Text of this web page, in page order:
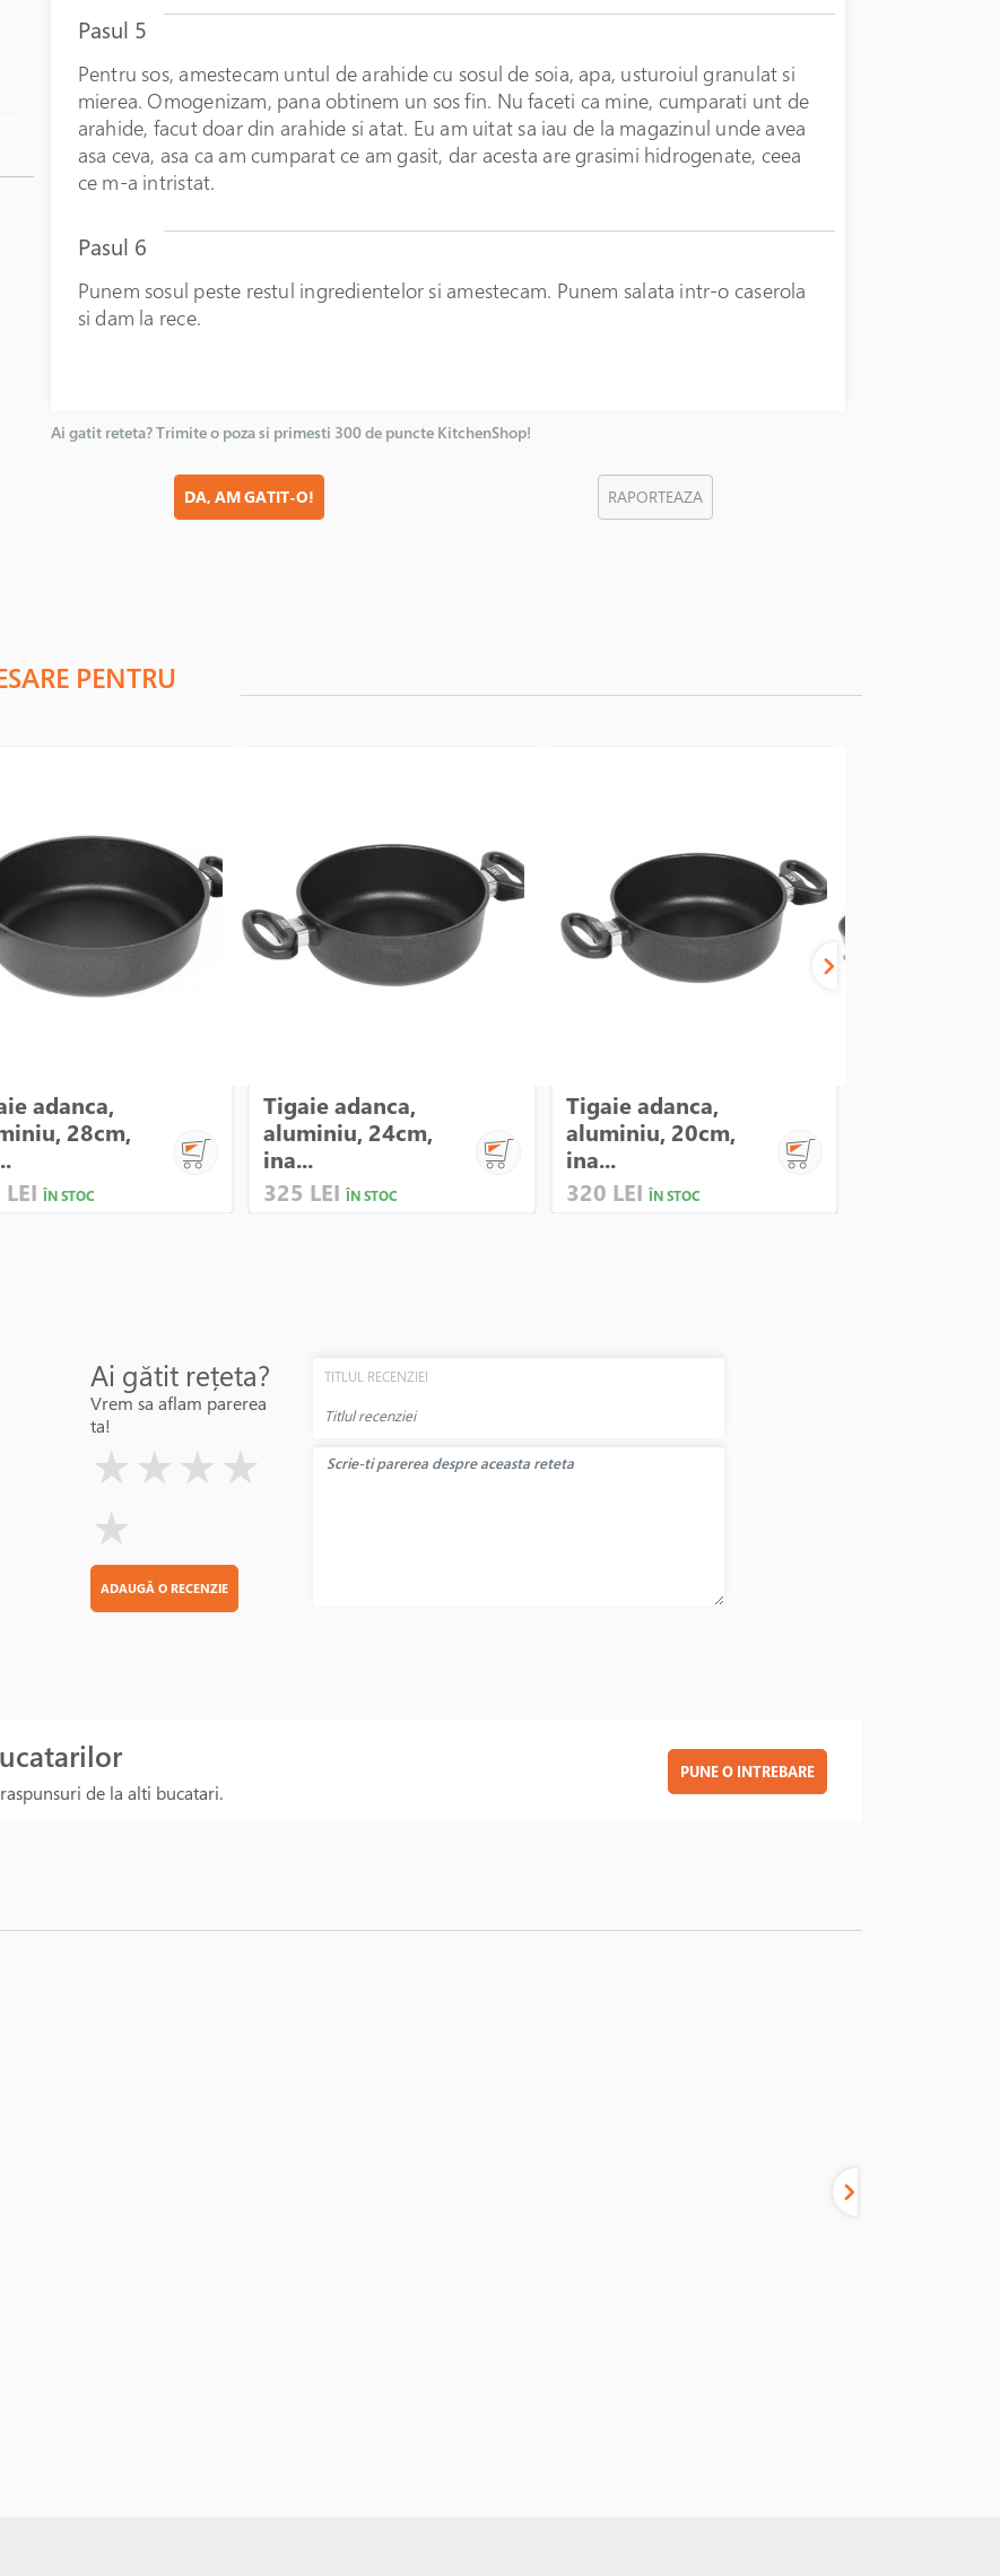
Pasul 5
Pentru sos, amestecam untul de arahide cu sosul de soia, apa, usturoiul granulat si
mierea. Omogenizam, pana obtinem un sos fin. Nu faceti ca mine, cumparati unt de
arahide, facut doar din arahide si atat. Eu am uitat sa iau de la magazinul unde avea
asa ceva, asa ca am cumparat ce am gasit, dar acesta are grasimi hidrogenate, ceea
ce m-a intristat.
Pasul 6
Punem sosul peste restul ingredientelor si amestecam. Punem salata intr-o caserola
si dam la rece.
Ai gatit reteta? Trimite o poza si primesti 300 de puncte KitchenShop!
DA, AM GATIT-O! RAPORTEAZA
PENTRU
adanca,
28cm,
ÎN STOC
Tigaie adanca,
aluminiu, 24cm,
ina...
325 LEI ÎN STOC
Tigaie adanca,
aluminiu, 20cm,
ina...
320 LEI ÎN STOC
Ai gătit rețeta?
Vrem sa aflam parerea
ta!
★ ★ ★ ★
★
ADAUGĂ O RECENZIE
TITLUL RECENZIEI
de la alti bucatari.
PUNE O INTREBARE